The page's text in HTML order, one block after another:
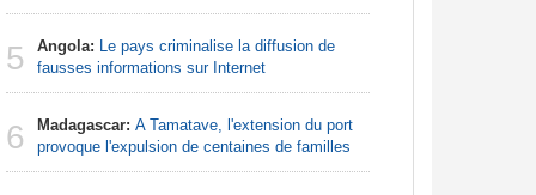
5 Angola: Le pays criminalise la diffusion de
fausses informations sur Internet
6 Madagascar: A Tamatave, l'extension du port
provoque l'expulsion de centaines de familles